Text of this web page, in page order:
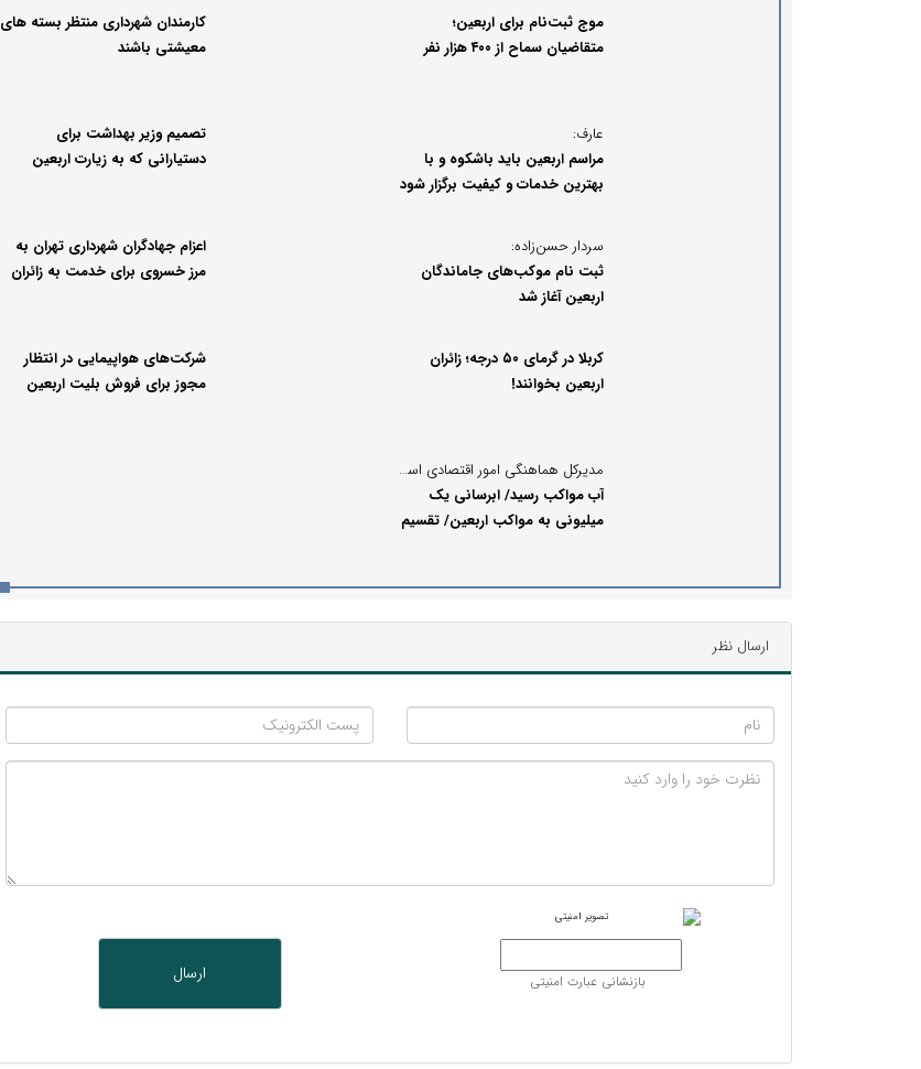
موج ثبت‌نام برای اربعین؛
متقاضیان سماح از ۴۰۰ هزار نفر
کارمندان شهرداری منتظر بسته های
معیشتی باشند
عارف:
مراسم اربعین باید باشکوه و با
بهترین خدمات و کیفیت برگزار شود
تصمیم وزیر بهداشت برای
دستیارانی که به زیارت اربعین
سردار حسن‌زاده:
ثبت نام موکب‌های جاماندگان
اربعین آغاز شد
اعزام جهادگران شهرداری تهران به
مرز خسروی برای خدمت به زائران
کربلا در گرمای ۵۰ درجه؛ زائران
اربعین بخوانند!
شرکت‌های هواپیمایی در انتظار
مجوز برای فروش بلیت اربعین
مدیرکل هماهنگی امور اقتصادی استانداری قزوین خبرداد؛
آب مواکب رسید/ ابرسانی یک
میلیونی به مواکب اربعین/ تقسیم
ارسال نظر
بازنشانی عبارت امنیتی